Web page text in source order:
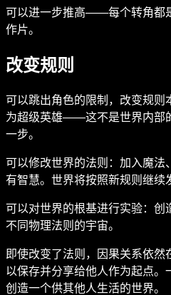
可以进一步推高——每个转角都
作片。
改变规则
可以跳出角色的限制，改变规则
为超级英雄——这不是世界内部
一步。
可以修改世界的法则：加入魔法
有智慧。世界将按照新规则继续
可以对世界的根基进行实验：创
不同物理法则的宇宙。
即使改变了法则，因果关系依
以保存并分享给他人作为起点。
创造一个供其他人生活的世界。